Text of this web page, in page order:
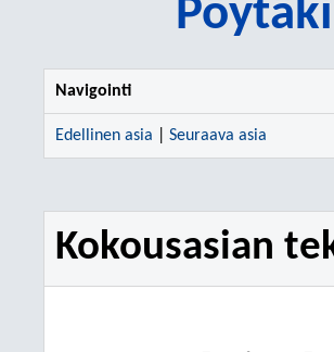
Navigointi
Edellinen asia Seuraava asia
Kokousasian